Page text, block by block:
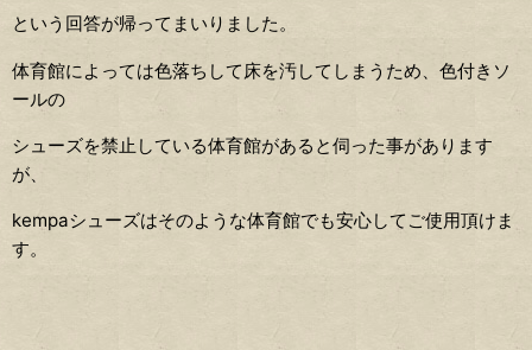
という回答が帰ってまいりました。
体育館によっては色落ちして床を汚してしまうため、色付きソ
ールの
シューズを禁止している体育館があると伺った事があります
が、
kempaシューズはそのような体育館でも安心してご使用頂けま
す。